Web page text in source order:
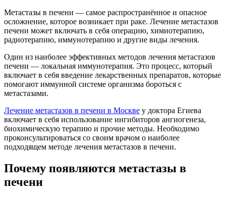
Метастазы в печени — самое распространённое и опасное
осложнение, которое возникает при раке. Лечение метастазов
печени может включать в себя операцию, химиотерапию,
радиотерапию, иммунотерапию и другие виды лечения.
Один из наиболее эффективных методов лечения метастазов
печени — локальная иммунотерапия. Это процесс, который
включает в себя введение лекарственных препаратов, которые
помогают иммунной системе организма бороться с
метастазами.
Лечение метастазов в печени в Москве у доктора Егиева
включает в себя использование ингибиторов ангиогенеза,
биохимическую терапию и прочие методы. Необходимо
проконсультироваться со своим врачом о наиболее
подходящем методе лечения метастазов в печени.
Почему появляются метастазы в
печени